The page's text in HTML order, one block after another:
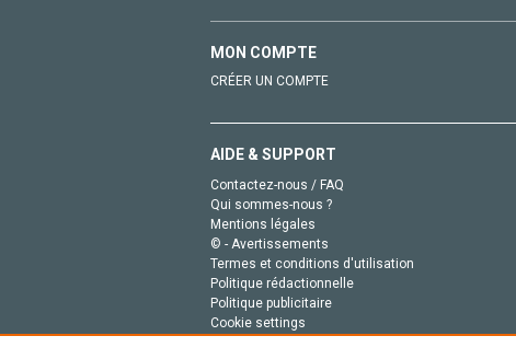
MON COMPTE
CRÉER UN COMPTE
AIDE & SUPPORT
Contactez-nous / FAQ
Qui sommes-nous ?
Mentions légales
© - Avertissements
Termes et conditions d'utilisation
Politique rédactionnelle
Politique publicitaire
Cookie settings